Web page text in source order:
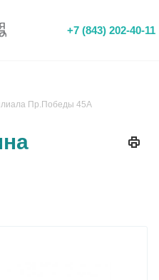
+7 (843) 202-40-11
Пр.Победы 45А